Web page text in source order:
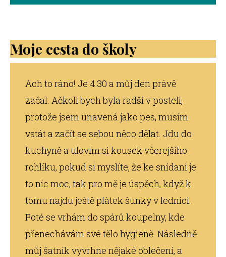
Moje cesta do školy
Ach to ráno! Je 4:30 a můj den právě
začal. Ačkoli bych byla radši v posteli,
protože jsem unavená jako pes, musím
vstát a začít se sebou něco dělat. Jdu do
kuchyně a ulovím si kousek včerejšího
rohlíku, pokud si myslíte, že ke snídani je
to nic moc, tak pro mě je úspěch, když k
tomu najdu ještě plátek šunky v lednici.
Poté se vrhám do spárů koupelny, kde
přenechávám své tělo hygieně. Následně
můj šatník vyvrhne nějaké oblečení, a